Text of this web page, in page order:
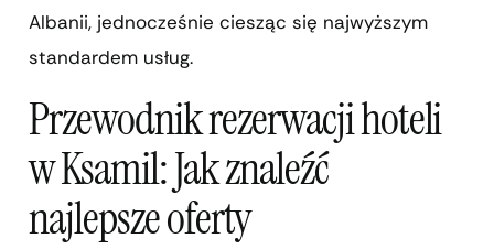
Albanii, jednocześnie ciesząc się najwyższym
standardem usług.
Przewodnik rezerwacji hoteli
w Ksamil: Jak znaleźć
najlepsze oferty